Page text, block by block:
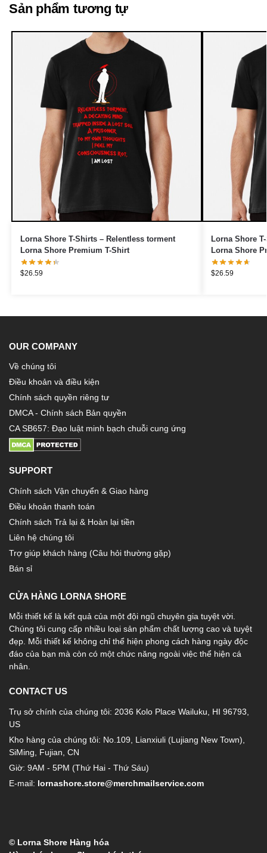
Sản phẩm tương tự
Lorna Shore T-Shirts – Relentless torment
Lorna Shore Premium T-Shirt
$26.59
Lorna Shore
Lorna Shore
$26.59
OUR COMPANY
Về chúng tôi
Điều khoản và điều kiện
Chính sách quyền riêng tư
DMCA - Chính sách Bản quyền
CA SB657: Đạo luật minh bạch chuỗi cung ứng
SUPPORT
Chính sách Vận chuyển & Giao hàng
Điều khoản thanh toán
Chính sách Trả lại & Hoàn lại tiền
Liên hệ chúng tôi
Trợ giúp khách hàng (Câu hỏi thường gặp)
Bán sỉ
CỬA HÀNG LORNA SHORE
Mỗi thiết kế là kết quả của một đội ngũ chuyên gia tuyệt vời.
Chúng tôi cung cấp nhiều loại sản phẩm chất lượng cao và tuyệt
đẹp. Mỗi thiết kế không chỉ thể hiện phong cách hàng ngày độc
đáo của bạn mà còn có một chức năng ngoài việc thể hiện cá
nhân.
CONTACT US
Trụ sở chính của chúng tôi: 2036 Kolo Place Wailuku, HI 96793,
US
Kho hàng của chúng tôi: No.109, Lianxiuli (Lujiang New Town),
SiMing, Fujian, CN
Giờ: 9AM - 5PM (Thứ Hai - Thứ Sáu)
E-mail: lornashore.store@merchmailservice.com
© Lorna Shore Hàng hóa